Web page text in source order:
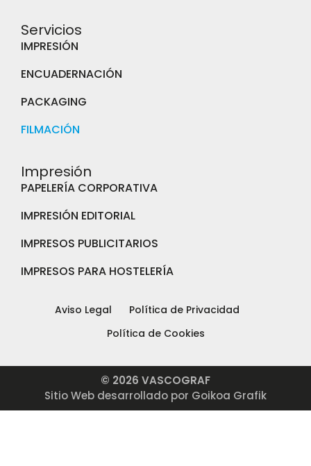
Servicios
IMPRESIÓN
ENCUADERNACIÓN
PACKAGING
FILMACIÓN
Impresión
PAPELERÍA CORPORATIVA
IMPRESIÓN EDITORIAL
IMPRESOS PUBLICITARIOS
IMPRESOS PARA HOSTELERÍA
Aviso Legal
Política de Privacidad
Política de Cookies
© 2026 VASCOGRAF
Sitio Web desarrollado por Goikoa Grafik